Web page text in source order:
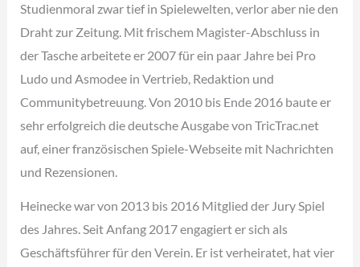
Studienmoral zwar tief in Spielewelten, verlor aber nie den
Draht zur Zeitung. Mit frischem Magister-Abschluss in
der Tasche arbeitete er 2007 für ein paar Jahre bei Pro
Ludo und Asmodee in Vertrieb, Redaktion und
Communitybetreuung. Von 2010 bis Ende 2016 baute er
sehr erfolgreich die deutsche Ausgabe von TricTrac.net
auf, einer französischen Spiele-Webseite mit Nachrichten
und Rezensionen.
Heinecke war von 2013 bis 2016 Mitglied der Jury Spiel
des Jahres. Seit Anfang 2017 engagiert er sich als
Geschäftsführer für den Verein. Er ist verheiratet, hat vier